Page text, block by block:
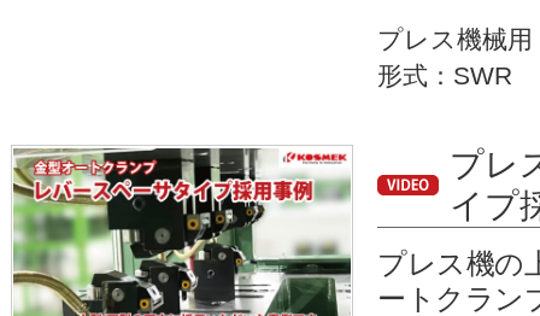
プレス機械用
形式：SWR
プレ
イプ
プレス機の
ートクラン